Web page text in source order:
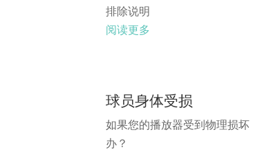
排除说明
阅读更多
球员身体受损
如果您的播放器受到物理损坏
办？